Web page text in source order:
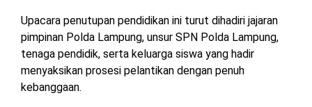
Upacara penutupan pendidikan ini turut dihadiri jajaran
pimpinan Polda Lampung, unsur SPN Polda Lampung,
tenaga pendidik, serta keluarga siswa yang hadir
menyaksikan prosesi pelantikan dengan penuh
kebanggaan.